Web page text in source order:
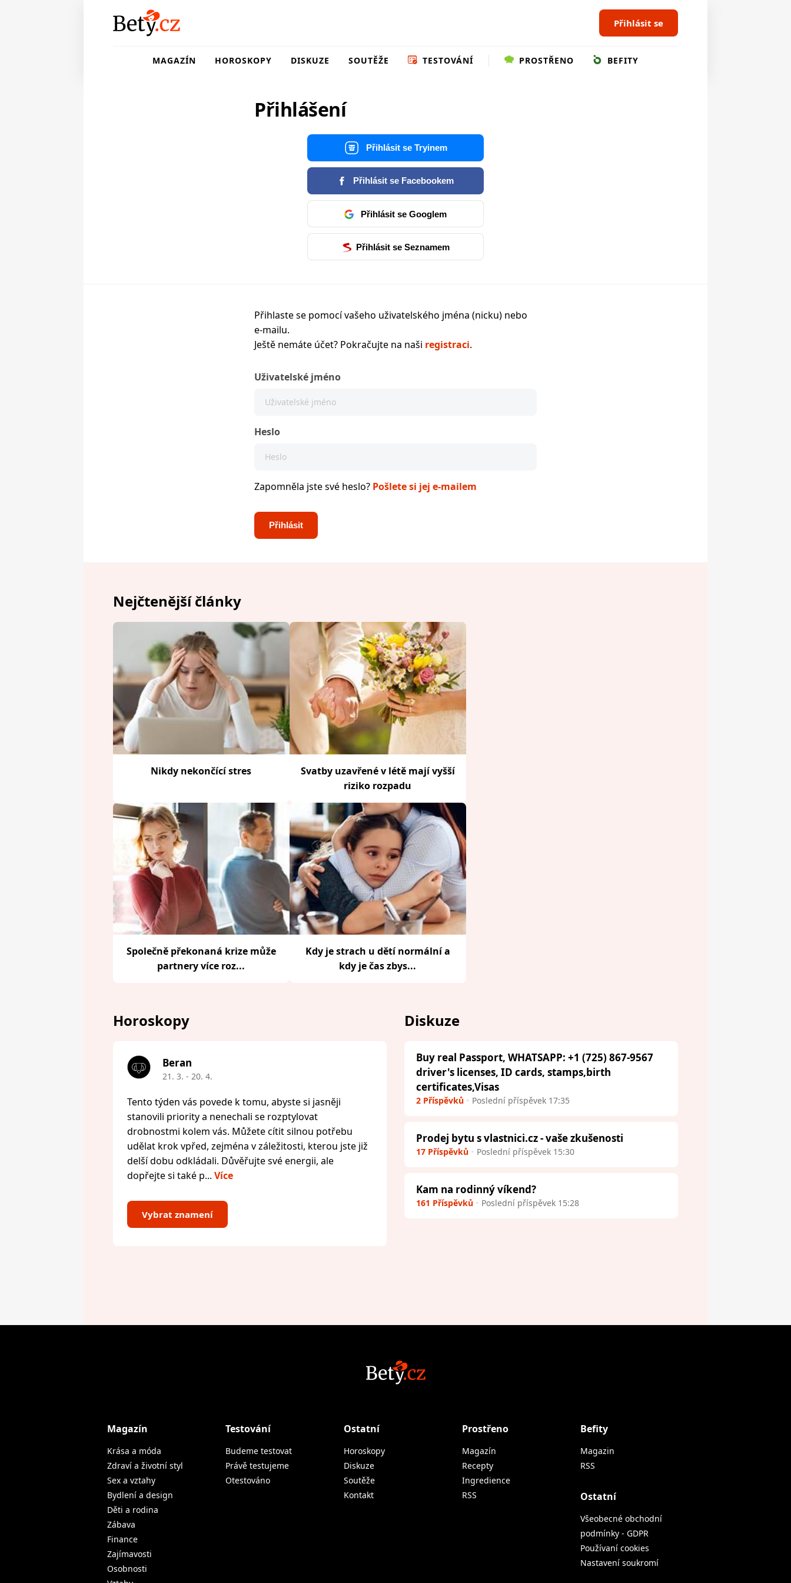
Přihlásit se
MAGAZÍN HOROSKOPY DISKUZE SOUTĚŽE TESTOVÁNÍ PROSTŘENO BEFITY
Přihlášení
Přihlásit se Tryinem
Přihlásit se Facebookem
Přihlásit se Googlem
Přihlásit se Seznamem
Přihlaste se pomocí vašeho uživatelského jména (nicku) nebo
e-mailu.
Ještě nemáte účet? Pokračujte na naši registraci.
Uživatelské jméno
Heslo
Zapomněla jste své heslo? Pošlete si jej e-mailem
Nejčtenější články
Nikdy nekončící stres
Svatby uzavřené v létě mají vyšší
riziko rozpadu
Společně překonaná krize může
partnery více roz...
Kdy je strach u dětí normální a
kdy je čas zbys...
Horoskopy
Beran
21. 3. - 20. 4.
Tento týden vás povede k tomu, abyste si jasněji
stanovili priority a nenechali se rozptylovat
drobnostmi kolem vás. Můžete cítit silnou potřebu
udělat krok vpřed, zejména v záležitosti, kterou jste již
delší dobu odkládali. Důvěřujte své energii, ale
dopřejte si také p... Více
Vybrat znamení
Diskuze
Buy real Passport, WHATSAPP: +1 (725) 867-9567
driver's licenses, ID cards, stamps,birth
certificates,Visas
2 Příspěvků Poslední příspěvek 17:35
Prodej bytu s vlastnici.cz - vaše zkušenosti
17 Příspěvků Poslední příspěvek 15:30
Kam na rodinný víkend?
161 Příspěvků Poslední příspěvek 15:28
Magazín
Krása a móda
Zdraví a životní styl
Sex a vztahy
Bydlení a design
Děti a rodina
Zábava
Finance
Zajímavosti
Osobnosti
Testování
Budeme testovat
Právě testujeme
Otestováno
Ostatní
Horoskopy
Diskuze
Soutěže
Kontakt
Prostřeno
Magazín
Recepty
Ingredience
RSS
Befity
Magazin
RSS
Ostatní
Všeobecné obchodní
podmínky - GDPR
Používaní cookies
Nastavení soukromí